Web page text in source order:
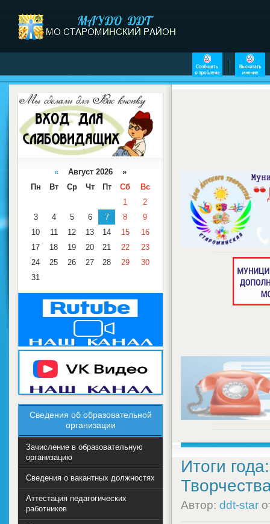
Итоги
Автор: ddt-star
« Август 2026 »
Пн
Вт Ср Чт Пт Сб
Вс
1
2
3
4 5 6 7 8
9
10
11 12 13 14 15
16
17
18 19 20 21 22
23
24
25 26 27 28 29
30
31
Сведения об образовательной
организации
Зачисление в образовательную
организацию
Сведения о вакантных должностях
Аттестация педагогических
работников